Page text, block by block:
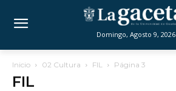
Domingo, Agosto 9, 2026
Inicio 02 Cultura FIL Página 3
FIL